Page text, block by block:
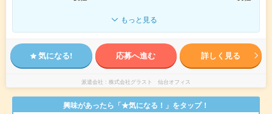
もっと見る
気になる! 応募へ進む 詳しく見る
派遣会社 株式会社グラスト 仙台オフィス
興味があったら「★気になる！」をタップ！